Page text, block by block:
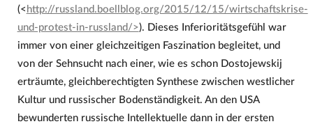
(< http://russland.boellblog.org/2015/12/15/wirtschaftskrise-
und-protest-in-russland/>). Dieses Inferioritätsgefühl war
immer von einer gleichzeitigen Faszination begleitet, und
von der Sehnsucht nach einer, wie es schon Dostojewskij
erträumte, gleichberechtigten Synthese zwischen westlicher
Kultur und russischer Bodenständigkeit. An den USA
bewunderten russische Intellektuelle dann in der ersten